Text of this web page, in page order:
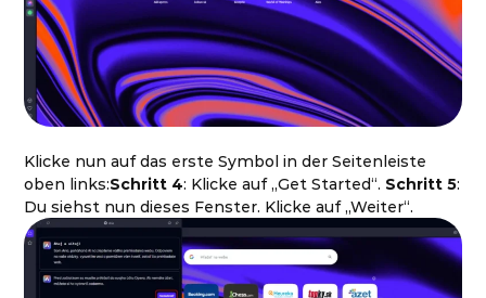
Klicke nun auf das erste Symbol in der Seitenleiste
oben links:Schritt 4: Klicke auf „Get Started“. Schritt 5:
Du siehst nun dieses Fenster. Klicke auf „Weiter“.